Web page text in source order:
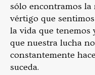
sólo encontramos la
vértigo que
la vida que tenemos
que nuestra lucha
constantemente
suceda.